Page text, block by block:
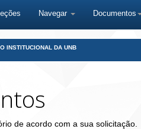
Navegar Documentos
INSTITUCIONAL DA UNB
de acordo com a sua solicitação.